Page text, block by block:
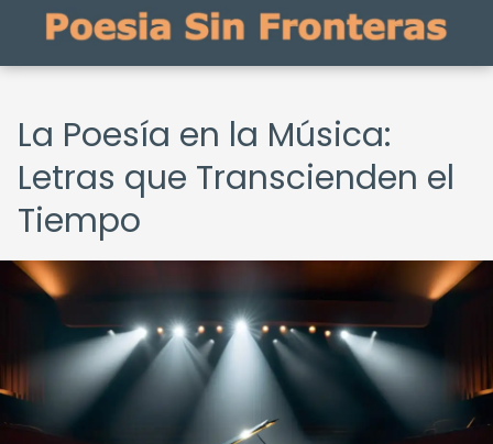
La Poesía en la Música:
Letras que Transcienden el
Tiempo